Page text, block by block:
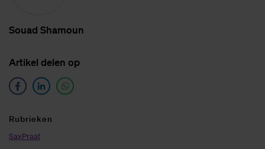
Sou­ad Sha­moun
Ar­ti­kel de­len op
Ru­brie­ken
SaxPraat